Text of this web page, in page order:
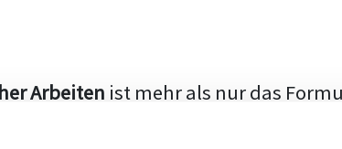
Arbeiten ist mehr als nur das
Aufbau und die Fähigkeit, den